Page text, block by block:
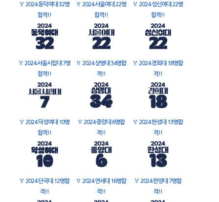
🏅 2024 동덕여대 32명
합격!!
🏅 2024 서울여대 22명
합격!!
🏅 2024 성신여대 22명
합격!!
🏅 2024 서울시립대 7명
합격!!
🏅 2024 상명대 34명합
격!!
🏅 2024 경희대 18명합
격!!
🏅 2024 덕성여대 10명
합격!!
🏅 2024 중앙대 6명합
격!!
🏅 2024 한성대 13명합
격!!
🏅 2024 단국대 12명합
격!!
🏅 2024 연세대 16명합
격!!
🏅 2024 한양대 7명합
격!!